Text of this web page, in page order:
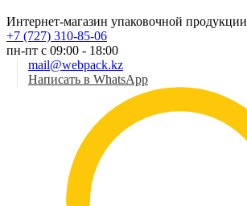
Интернет-магазин упаковочной продукции
+7 (727) 310-85-06
пн-пт с 09:00 - 18:00
mail@webpack.kz
Написать в WhatsApp